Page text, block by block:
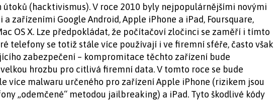
útoků (hacktivismus). V roce 2010 byly nejpopulárnějšími novými
zařízeními Google Android, Apple iPhone a iPad, Foursquare,
OS X. Lze předpokládat, že počítačoví zločinci se zaměří i tímto
telefony se totiž stále více používají i ve firemní sféře, často však
zabezpečení – kompromitace těchto zařízení bude
hrozbu pro citlivá firemní data. V tomto roce se bude
více malwaru určeného pro zařízení Apple iPhone (rizikem jsou
„odemčené“ metodou jailbreaking) a iPad. Tyto škodlivé kódy